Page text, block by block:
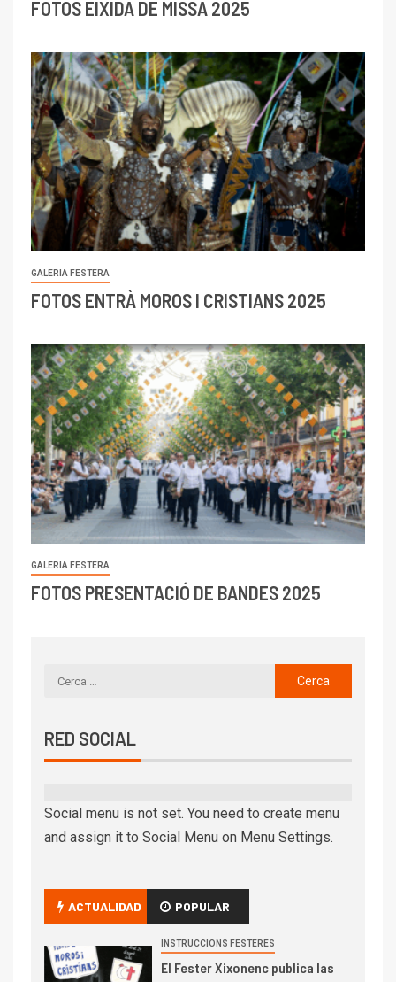
FOTOS EIXIDA DE MISSA 2025
GALERIA FESTERA
FOTOS ENTRÀ MOROS I CRISTIANS 2025
GALERIA FESTERA
FOTOS PRESENTACIÓ DE BANDES 2025
RED SOCIAL
Social menu is not set. You need to create menu
and assign it to Social Menu on Menu Settings.
ACTUALIDAD POPULAR
INSTRUCCIONS FESTERES
El Fester Xixonenc publica las